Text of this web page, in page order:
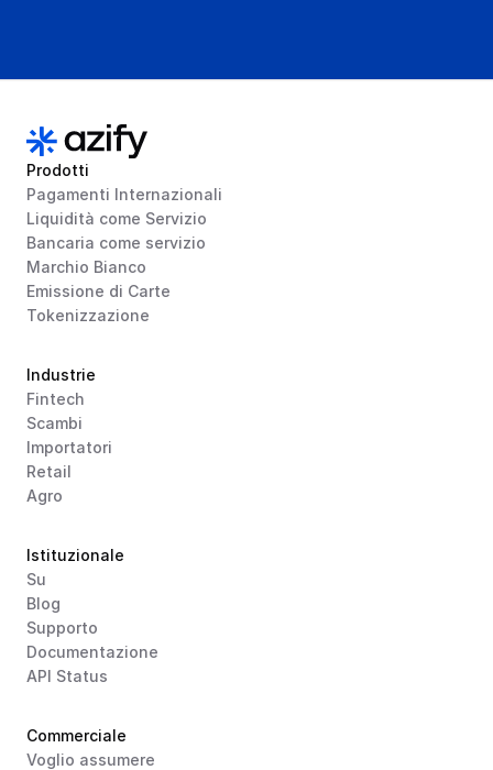
Prodotti
Pagamenti Internazionali
Liquidità come Servizio
Bancaria come servizio
Marchio Bianco
Emissione di Carte
Tokenizzazione
Industrie
Fintech
Scambi
Importatori
Retail
Agro
Istituzionale
Su
Blog
Supporto
Documentazione
API Status
Commerciale
Voglio assumere